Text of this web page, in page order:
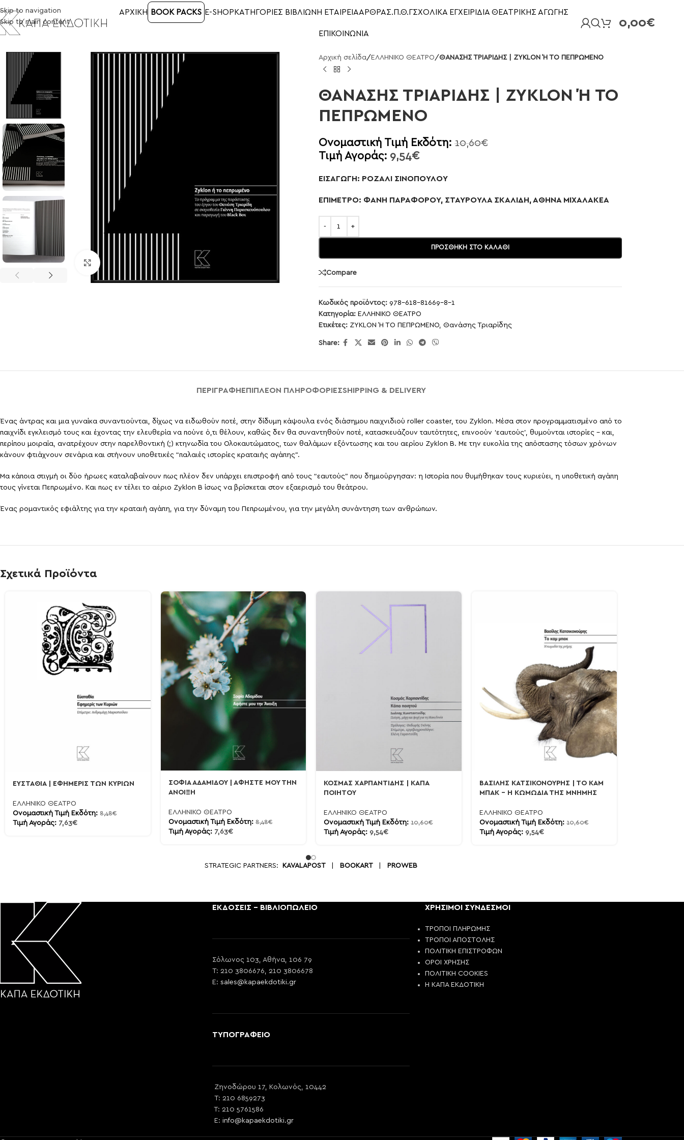
Skip to navigation
Skip to main content
ΑΡΧΙΚΉ BOOK PACKS E-SHOP ΚΑΤΗΓΟΡΙΕΣ ΒΙΒΛΙΩΝ Η ΕΤΑΙΡΕΙΑΑΡΘΡΑΣ.Π.Θ.ΓΣΧΟΛΙΚΑ ΕΓΧΕΙΡΙΔΙΑ ΘΕΑΤΡΙΚΗΣ ΑΓΩΓΗΣ
ΕΠΙΚΟΙΝΩΝΙΑ
0,00€
Αρχική σελίδα/ ΕΛΛΗΝΙΚΟ ΘΕΑΤΡΟ/ΘΑΝΑΣΗΣ ΤΡΙΑΡΙΔΗΣ | ZYKLON Ή ΤΟ ΠΕΠΡΩΜΕΝΟ
ΘΑΝΑΣΗΣ ΤΡΙΑΡΙΔΗΣ | ZYKLON Ή ΤΟ
ΠΕΠΡΩΜΕΝΟ
Ονομαστική Τιμή Εκδότη: 10,60€
Τιμή Αγοράς: 9,54€
ΕΙΣΑΓΩΓΗ: ΡΟΖΑΛΙ ΣΙΝΟΠΟΥΛΟΥ
ΕΠΙΜΕΤΡΟ: ΦΑΝΗ ΠΑΡΑΦΟΡΟΥ, ΣΤΑΥΡΟΥΛΑ ΣΚΑΛΙΔΗ, ΑΘΗΝΑ ΜΙΧΑΛΑΚΕΑ
ΠΡΟΣΘΉΚΗ ΣΤΟ ΚΑΛΆΘΙ
Compare
Κωδικός προϊόντος: 978-618-81669-8-1
Κατηγορία: ΕΛΛΗΝΙΚΟ ΘΕΑΤΡΟ
Ετικέτες: ZYKLON Ή ΤΟ ΠΕΠΡΩΜΕΝΟ, Θανάσης Τριαρίδης
Share:
ΠΕΡΙΓΡΑΦΉΕΠΙΠΛΈΟΝ ΠΛΗΡΟΦΟΡΊΕΣSHIPPING & DELIVERY
Ένας άντρας και μια γυναίκα συναντιούνται, δίχως να ειδωθούν ποτέ, στην δίδυμη κάψουλα ενός διάσημου παιχνιδιού roller coaster, του Ζyklon. Μέσα στον προγραμματισμένο από το
παιχνίδι εγκλεισμό τους και έχοντας την ελευθερία να πούνε ό,τι θέλουν, καθώς δεν θα συναντηθούν ποτέ, κατασκευάζουν ταυτότητες, επινοούν ‘εαυτούς’, θυμούνται ιστορίες – και,
περίπου μοιραία, ανατρέχουν στην παρελθοντική (;) κτηνωδία του Ολοκαυτώματος, των θαλάμων εξόντωσης και του αερίου Zyklon B. Με την ευκολία της απόστασης τόσων χρόνων
κάνουν φτιάχνουν σενάρια και στήνουν υποθετικές “παλαιές ιστορίες κραταιής αγάπης”.
Μα κάποια στιγμή οι δύο ήρωες καταλαβαίνουν πως πλέον δεν υπάρχει επιστροφή από τους “εαυτούς” που δημιούργησαν: η Ιστορία που θυμήθηκαν τους κυριεύει, η υποθετική αγάπη
τους γίνεται Πεπρωμένο. Και πως εν τέλει το αέριο Zyklon Β ίσως να βρίσκεται στον εξαερισμό του θεάτρου.
Ένας ρομαντικός εφιάλτης για την κραταιή αγάπη, για την δύναμη του Πεπρωμένου, για την μεγάλη συνάντηση των ανθρώπων.
Σχετικά Προϊόντα
ΕΥΣΤΑΘΙΑ | ΕΦΗΜΕΡΙΣ ΤΩΝ ΚΥΡΙΩΝ
ΕΛΛΗΝΙΚΟ ΘΕΑΤΡΟ
Ονομαστική Τιμή Εκδότη: 8,48€
Τιμή Αγοράς: 7,63€
ΣΟΦΙΑ ΑΔΑΜΙΔΟΥ | ΑΦΗΣΤΕ ΜΟΥ ΤΗΝ
ΑΝΟΙΞΗ
ΕΛΛΗΝΙΚΟ ΘΕΑΤΡΟ
Ονομαστική Τιμή Εκδότη:8,48€
Τιμή Αγοράς: 7,63€
ΚΟΣΜΑΣ ΧΑΡΠΑΝΤΙΔΗΣ | ΚΑΠΑ
ΠΟΙΗΤΟΥ
ΕΛΛΗΝΙΚΟ ΘΕΑΤΡΟ
Ονομαστική Τιμή Εκδότη: 10,60€
Τιμή Αγοράς: 9,54€
ΒΑΣΙΛΗΣ ΚΑΤΣΙΚΟΝΟΥΡΗΣ | ΤΟ ΚΑΜ
ΜΠΑΚ – Η ΚΩΜΩΔΙΑ ΤΗΣ ΜΝΗΜΗΣ
ΕΛΛΗΝΙΚΟ ΘΕΑΤΡΟ
Ονομαστική Τιμή Εκδότη:10,60€
Τιμή Αγοράς: 9,54€
STRATEGIC PARTNERS: KAVALAPOST| BOOKART| PROWEB
ΕΚΔΟΣΕΙΣ - ΒΙΒΛΙΟΠΩΛΕΙΟ
Σόλωνος 103, Αθήνα, 106 79
T: 210 3806676, 210 3806678
E:sales@kapaekdotiki.gr
ΤΥΠΟΓΡΑΦΕΙΟ
Ζηνοδώρου 17, Κολωνός, 10442
T: 210 6859273
T: 210 5761586
E:info@kapaekdotiki.gr
ΧΡΗΣΙΜΟΙ ΣΥΝΔΕΣΜΟΙ
ΤΡΟΠΟΙ ΠΛΗΡΩΜΗΣ
ΤΡΟΠΟΙ ΑΠΟΣΤΟΛΗΣ
ΠΟΛΙΤΙΚΗ ΕΠΙΣΤΡΟΦΩΝ
ΟΡΟΙ ΧΡΗΣΗΣ
ΠΟΛΙΤΙΚΗ COOKIES
Η ΚΑΠΑ ΕΚΔΟΤΙΚΗ